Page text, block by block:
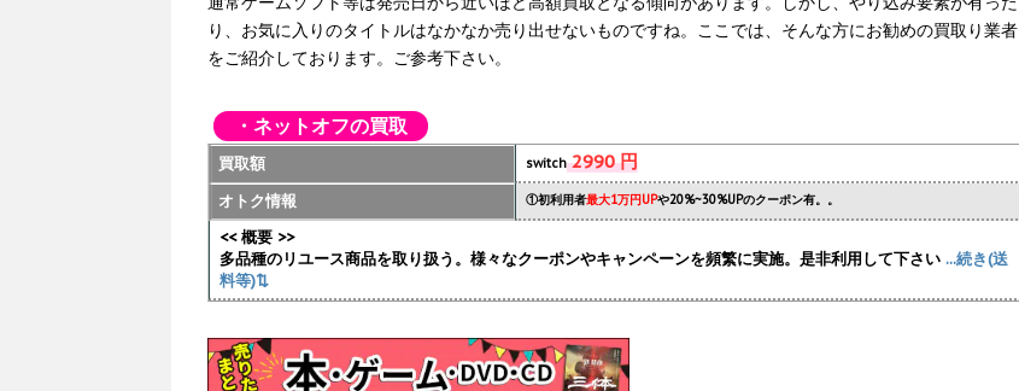
り、お気に入りのタイトルはなかなか売り出せないものですね。ここでは、そんな方にお勧めの買取り業者
をご紹介しております。ご参考下さい。
・ネットオフの買取
買取額 switch2990 円
オトク情報 ①初利用者最大1万円UPや20%~30%UPのクーポン有。。
<< 概要 >>
多品種のリユース商品を取り扱う。様々なクーポンやキャンペーンを頻繁に実施。是非利用して下さい ...続き(送
料等)⇅